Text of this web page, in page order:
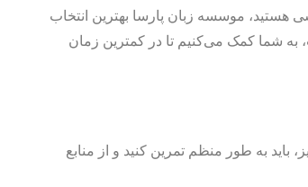
هستید، موسسه زبان پارسا بهترین انتخاب
به شما کمک می‌کنیم تا در کمترین زمان
باید به طور منظم تمرین کنید و از منابع